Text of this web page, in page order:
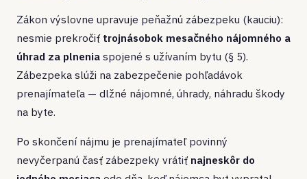
Zákon výslovne upravuje peňažnú zábezpeku (kauciu):
nesmie prekročiť trojnásobok mesačného nájomného a
úhrad za plnenia spojené s užívaním bytu (§ 5).
Zábezpeka slúži na zabezpečenie pohľadávok
prenajímateľa — dlžné nájomné, úhrady, náhradu škody
na byte.
Po skončení nájmu je prenajímateľ povinný
nevyčerpanú časť zábezpeky vrátiť najneskôr do